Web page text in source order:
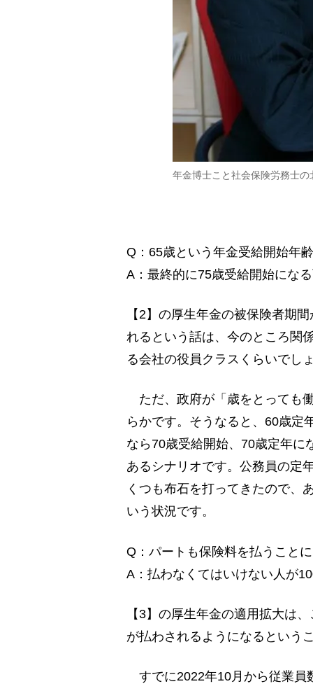
年金博士こと社会保険労務士の
Q：65歳という年金受給開始年
A：最終的に75歳受給開始にな
【2】の厚生年金の被保険者期
れるという話は、今のところ関
る会社の役員クラスくらいでし
ただ、政府が「歳をとっても
らかです。そうなると、60歳定
なら70歳受給開始、70歳定年に
あるシナリオです。公務員の定
くつも布石を打ってきたので、
いう状況です。
Q：パートも保険料を払うこと
A：払わなくてはいけない人が
【3】の厚生年金の適用拡大は
が払わされるようになるという
すでに2022年10月から従業員